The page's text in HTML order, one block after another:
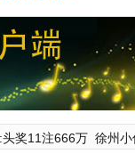
奖11注666万 徐州